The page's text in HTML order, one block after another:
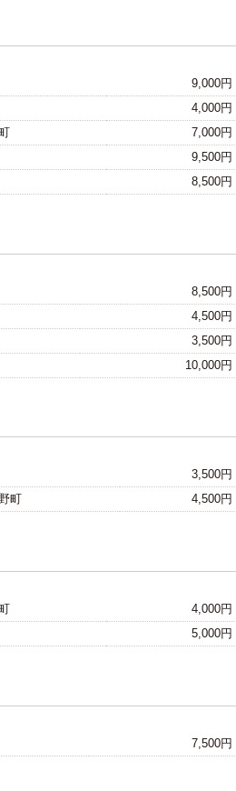
9,000円
4,000円
7,000円
9,500円
8,500円
8,500円
4,500円
3,500円
10,000円
3,500円
町
4,500円
4,000円
5,000円
7,500円